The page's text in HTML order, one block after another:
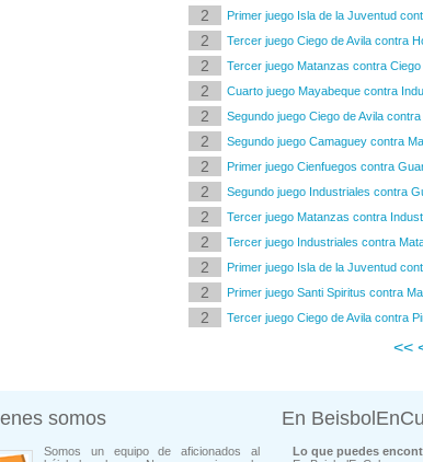
2 Primer juego Isla de la Juventud
2 Tercer juego Ciego de Avila contra
2 Tercer juego Matanzas contra Ciego
2 Cuarto juego Mayabeque contra
2 Segundo juego Ciego de Avila
2 Segundo juego Camaguey contra
2 Primer juego Cienfuegos contra
2 Segundo juego Industriales contra
2 Tercer juego Matanzas contra
2 Tercer juego Industriales contra
2 Primer juego Isla de la Juventud
2 Primer juego Santi Spiritus contra
2 Tercer juego Ciego de Avila contra
<<
somos
Somos un equipo de aficionados al
En
Lo que puedes